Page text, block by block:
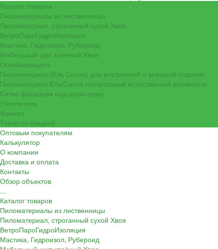
Каталог товаров
Пиломатериалы из лиственницы
Пиломатериал, строганный сухой Хвоя
ВетроПароГидроИзоляция
Мастика, Гидроизол, Рубероид
Мебельный щит клеёный Хвоя
Огнебиозащита
Пиломатериал (Ель Сосна) для внутренней и внешней отделки
Пиломатериал Ель/Сосна нестроганый естественной влажности
Сетка фасадная под штукатурку
Утеплитель
Фанера
Товар со скидкой
Оптовым покупателям
Калькулятор
О компании
Доставка и оплата
Контакты
Обзор объектов
...
Каталог товаров
Пиломатериалы из лиственницы
Пиломатериал, строганный сухой Хвоя
ВетроПароГидроИзоляция
Мастика, Гидроизол, Рубероид